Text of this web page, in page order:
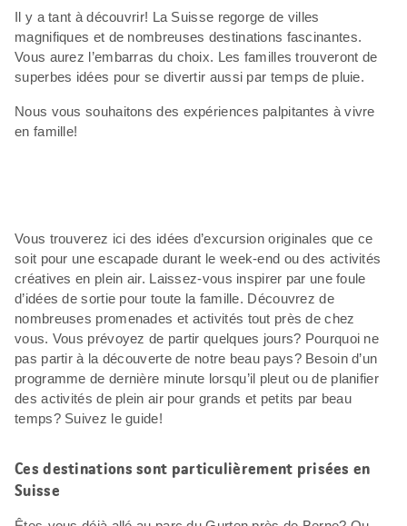
Il y a tant à découvrir! La Suisse regorge de villes
magnifiques et de nombreuses destinations fascinantes.
Vous aurez l’embarras du choix. Les familles trouveront de
superbes idées pour se divertir aussi par temps de pluie.
Nous vous souhaitons des expériences palpitantes à vivre
en famille!
Vous trouverez ici des idées d’excursion originales que ce
soit pour une escapade durant le week-end ou des activités
créatives en plein air. Laissez-vous inspirer par une foule
d’idées de sortie pour toute la famille. Découvrez de
nombreuses promenades et activités tout près de chez
vous. Vous prévoyez de partir quelques jours? Pourquoi ne
pas partir à la découverte de notre beau pays? Besoin d’un
programme de dernière minute lorsqu’il pleut ou de planifier
des activités de plein air pour grands et petits par beau
temps? Suivez le guide!
Ces destinations sont particulièrement prisées en
Suisse